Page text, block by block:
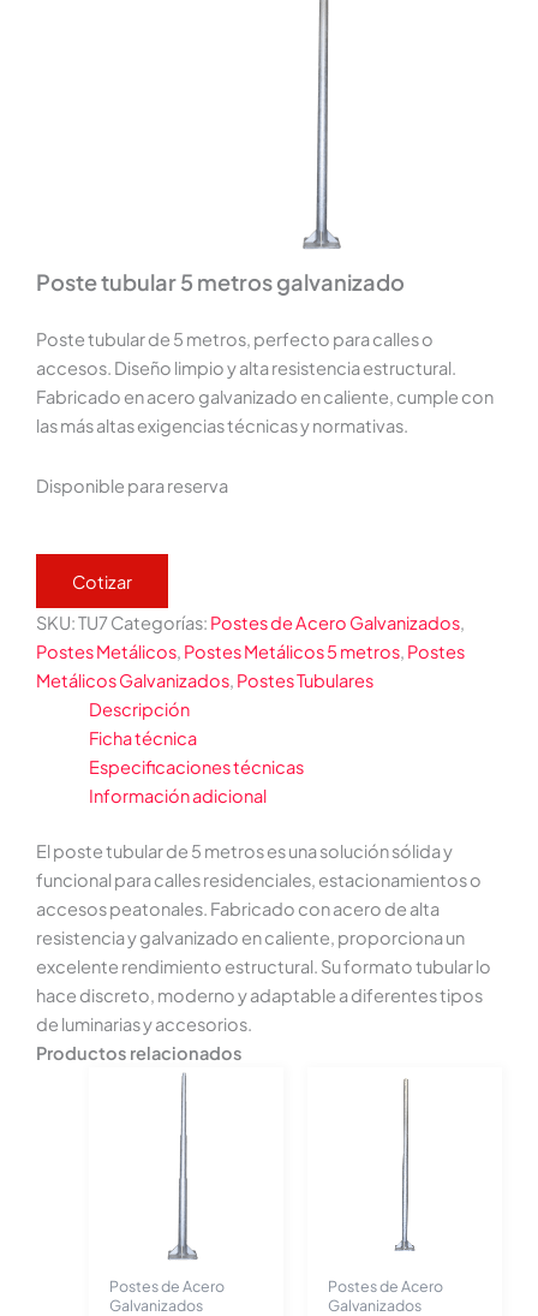
Poste tubular 5 metros galvanizado
Poste tubular de 5 metros, perfecto para calles o
accesos. Diseño limpio y alta resistencia estructural.
Fabricado en acero galvanizado en caliente, cumple con
las más altas exigencias técnicas y normativas.
Disponible para reserva
Cotizar
SKU:TU7Categorías: Postes de Acero Galvanizados,
Postes Metálicos, Postes Metálicos 5 metros, Postes
Metálicos Galvanizados, Postes Tubulares
Descripción
Ficha técnica
Especificaciones técnicas
Información adicional
El poste tubular de 5 metros es una solución sólida y
funcional para calles residenciales, estacionamientos o
accesos peatonales. Fabricado con acero de alta
resistencia y galvanizado en caliente, proporciona un
excelente rendimiento estructural. Su formato tubular lo
hace discreto, moderno y adaptable a diferentes tipos
de luminarias y accesorios.
Productos relacionados
Postes de Acero
Galvanizados
Postes de Acero
Galvanizados